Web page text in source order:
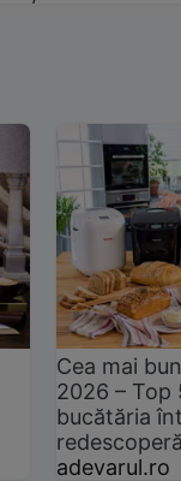
Cea mai
2026 –
bucătăria
adevarul.ro